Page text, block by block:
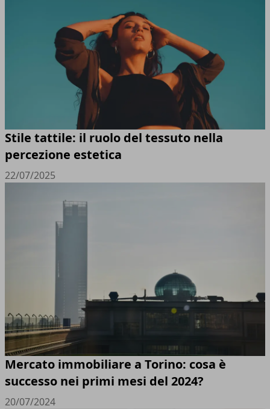
Stile tattile: il ruolo del tessuto nella
percezione estetica
22/07/2025
Mercato immobiliare a Torino: cosa è
successo nei primi mesi del 2024?
20/07/2024